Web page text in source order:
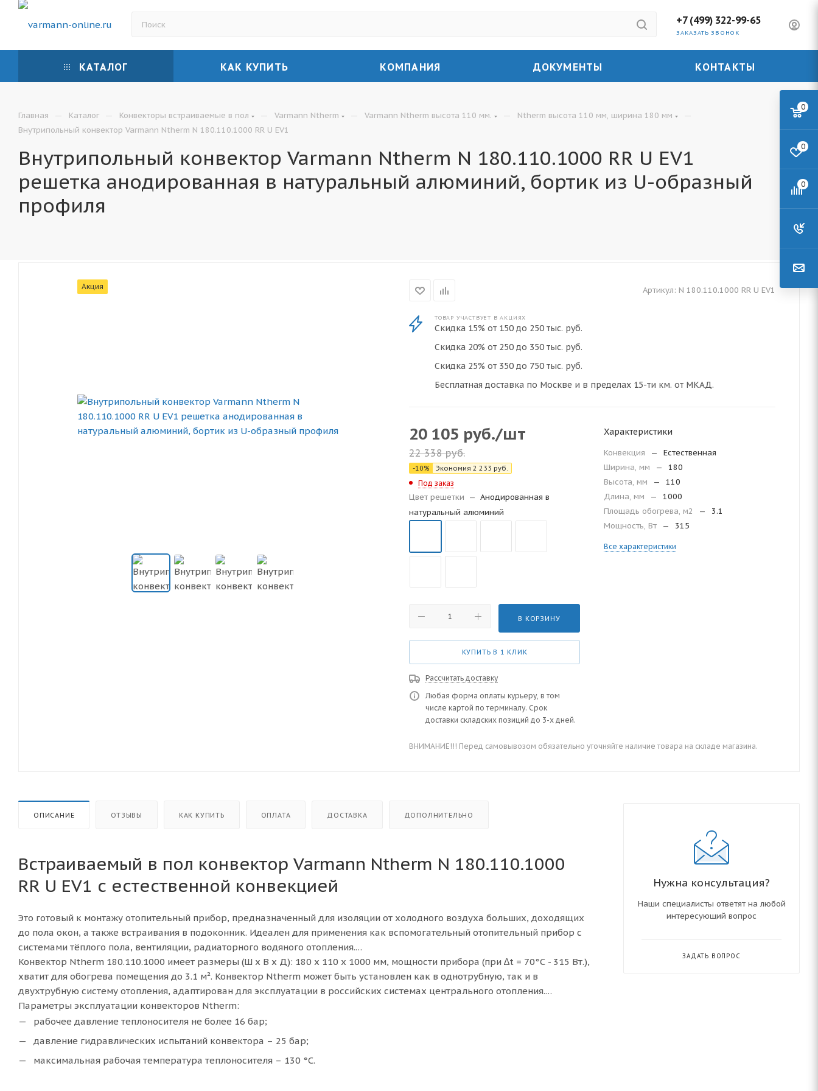
+7 (499) 322-99-65
ЗАКАЗАТЬ ЗВОНОК
КАТАЛОГ КАК КУПИТЬ КОМПАНИЯ ДОКУМЕНТЫ КОНТАКТЫ
Главная — Каталог — Конвекторы встраиваемые в пол — Varmann Ntherm — Varmann Ntherm высота 110 мм. — Ntherm высота 110 мм, ширина 180 мм —
Внутрипольный конвектор Varmann Ntherm N 180.110.1000 RR U EV1
Внутрипольный конвектор Varmann Ntherm N 180.110.1000 RR U EV1
решетка анодированная в натуральный алюминий, бортик из U-образный
профиля
Акция Артикул: N 180.110.1000 RR U EV1
ТОВАР УЧАСТВУЕТ В АКЦИЯХ
Скидка 15% от 150 до 250 тыс. руб.
Скидка 20% от 250 до 350 тыс. руб.
Скидка 25% от 350 до 750 тыс. руб.
Бесплатная доставка по Москве и в пределах 15-ти км. от МКАД.
20 105 руб./шт
22 338руб.
-10% Экономия 2 233 руб.
Под заказ
Цвет решетки — Анодированная в
натуральный алюминий
В КОРЗИНУ
КУПИТЬ В 1 КЛИК
Рассчитать доставку
Любая форма оплаты курьеру, в том
числе картой по терминалу. Срок
доставки складских позиций до 3-х дней.
Характеристики
Конвекция —
Естественная
Ширина, мм
—
180
Высота, мм
—
110
Длина, мм
—
1000
Площадь обогрева, м2
—
3.1
Мощность, Вт
— 315
Все характеристики
ВНИМАНИЕ!!! Перед самовывозом обязательно уточняйте наличие товара на складе магазина.
ОПИСАНИЕ ОТЗЫВЫ КАК КУПИТЬ ОПЛАТА ДОСТАВКА ДОПОЛНИТЕЛЬНО
Встраиваемый в пол конвектор Varmann Ntherm N 180.110.1000
RR U EV1 с естественной конвекцией
Это готовый к монтажу отопительный прибор, предназначенный для изоляции от холодного воздуха больших, доходящих
до пола окон, а также встраивания в подоконник. Идеален для применения как вспомогательный отопительный прибор с
системами тёплого пола, вентиляции, радиаторного водяного отопления.
Конвектор Ntherm 180.110.1000 имеет размеры (Ш x В x Д): 180 х 110 х 1000 мм, мощности прибора (при ∆t = 70°C - 315 Вт.),
хватит для обогрева помещения до 3.1 м². Конвектор Ntherm может быть установлен как в однотрубную, так и в
двухтрубную систему отопления, адаптирован для эксплуатации в российских системах центрального отопления.
Параметры эксплуатации конвекторов Ntherm:
рабочее давление теплоносителя не более 16 бар;
давление гидравлических испытаний конвектора – 25 бар;
максимальная рабочая температура теплоносителя – 130 °С.
Нужна консультация?
Наши специалисты ответят на любой
интересующий вопрос
ЗАДАТЬ ВОПРОС
0
0
0